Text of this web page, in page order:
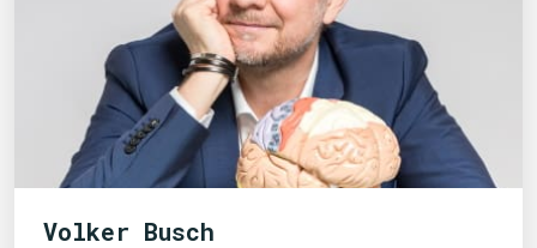
Volker Busch
JETZT SUCHEN